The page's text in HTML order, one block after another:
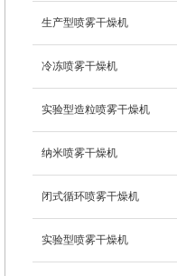
生产型喷雾干燥机
冷冻喷雾干燥机
实验型造粒喷雾干燥机
纳米喷雾干燥机
闭式循环喷雾干燥机
实验型喷雾干燥机